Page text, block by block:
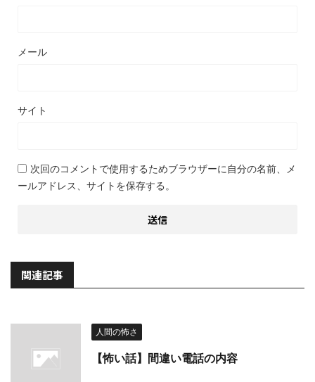
メール
サイト
次回のコメントで使用するためブラウザーに自分の名前、メ
ールアドレス、サイトを保存する。
関連記事
人間の怖さ
【怖い話】間違い電話の内容